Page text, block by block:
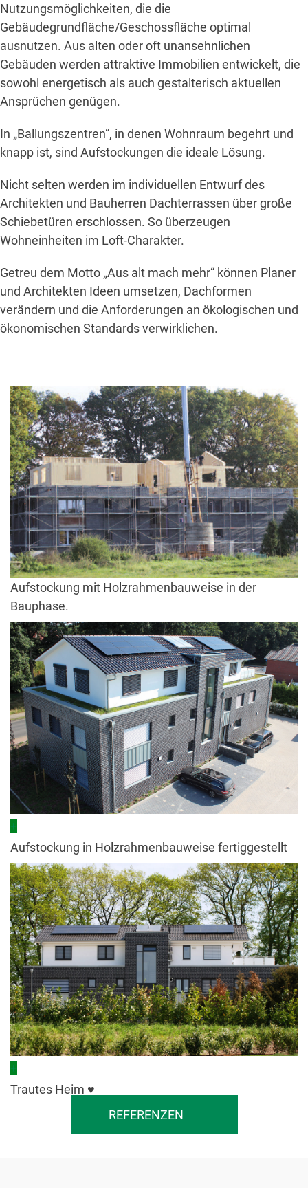
Nutzungsmöglichkeiten, die die
Gebäudegrundfläche/Geschossfläche optimal
ausnutzen. Aus alten oder oft unansehnlichen
Gebäuden werden attraktive Immobilien entwickelt, die
sowohl energetisch als auch gestalterisch aktuellen
Ansprüchen genügen.
In „Ballungszentren“, in denen Wohnraum begehrt und
knapp ist, sind Aufstockungen die ideale Lösung.
Nicht selten werden im individuellen Entwurf des
Architekten und Bauherren Dachterrassen über große
Schiebetüren erschlossen. So überzeugen
Wohneinheiten im Loft-Charakter.
Getreu dem Motto „Aus alt mach mehr“ können Planer
und Architekten Ideen umsetzen, Dachformen
verändern und die Anforderungen an ökologischen und
ökonomischen Standards verwirklichen.
Aufstockung mit Holzrahmenbauweise in der
Bauphase.
+
Aufstockung in Holzrahmenbauweise fertiggestellt
+
Trautes Heim ♥
REFERENZEN